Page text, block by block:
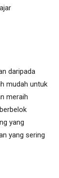
daripada
mudah untuk
meraih
yang
yang sering